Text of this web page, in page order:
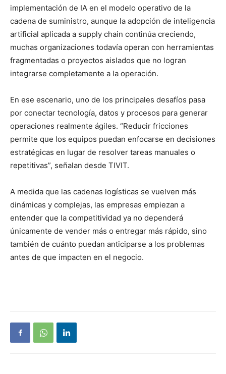
implementación de IA en el modelo operativo de la
cadena de suministro, aunque la adopción de inteligencia
artificial aplicada a supply chain continúa creciendo,
muchas organizaciones todavía operan con herramientas
fragmentadas o proyectos aislados que no logran
integrarse completamente a la operación.
En ese escenario, uno de los principales desafíos pasa
por conectar tecnología, datos y procesos para generar
operaciones realmente ágiles. “Reducir fricciones
permite que los equipos puedan enfocarse en decisiones
estratégicas en lugar de resolver tareas manuales o
repetitivas”, señalan desde TIVIT.
A medida que las cadenas logísticas se vuelven más
dinámicas y complejas, las empresas empiezan a
entender que la competitividad ya no dependerá
únicamente de vender más o entregar más rápido, sino
también de cuánto puedan anticiparse a los problemas
antes de que impacten en el negocio.